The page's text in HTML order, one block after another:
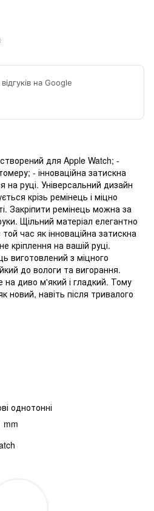
на Google
для Apple Watch; -
- інноваційна затискна
на руці. Універсальний дизайн
крізь ремінець і міцно
Закріпити ремінець можна за
Щільний матеріал елегантно
час як інноваційна затискна
кріплення на вашій руці.
виготовлений з міцного
до вологи та вигорання.
на диво м'який і гладкий. Тому
новий, навіть після тривалого
однотонні
mm